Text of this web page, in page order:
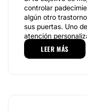
controlar
algún otro
sus puertas. Uno
atención
paciente para
LEER MÁS